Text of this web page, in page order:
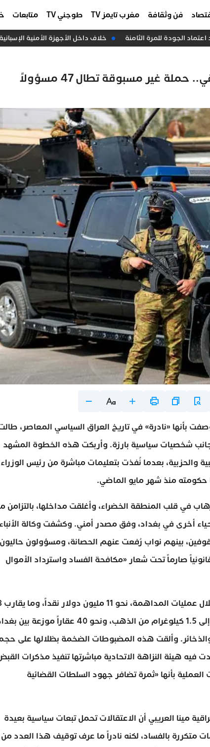
فن وثقافة مغرب تايمز TV طوجني TV متابعات
الجودة للمرة الثامنة خلاف داخل الأجهزة الأمنية
غير مسبوقة تطال 47 مسؤولاً
بأنها «نادرة» في تاريخ العراق السياسي المعاصر،
نائباً في البرلمان، إلى جانب شخصيات سياسية بارزة. وأربكت هذه الخطوة المشهد
والحزبية، بعدما نُفذت بتعليمات مباشرة من رئيس الوزراء
حكومته منذ شهر مايو الماضي.
في قلب المنطقة الخضراء، وأغلقت مداخلها، بالتزامن
أخرى في بغداد، وفق مصدر أمني. وكشفت وكالة الأنباء
أولية ضمت 15 اسماً من الموقوفين، بينهم نواب رُفعت عنهم الحصانة، ومسؤولون حاليون
صارماً تحت شعار «مكافحة الفساد واسترداد الأموال
وأفادت تقارير
مليار دينار عراقي، بما يعادل نحو 63 مليون دولار، إضافة إلى 1.5 كيلوغرام من الذهب، ونحو 40 عقاراً موزعة
وألقت هذه المضبوطات الضخمة بظلالها على
هيئة النزاهة الاتحادية مباشرتها تنفيذ مذكرات
بأنها «ثمرة تضافر جهود السلطات القضائية
مينا العريبي أن الاعتقالات تحمل تبعات سياسية بعيدة
متكررة بالفساد، لكنه نادراً ما عرف توقيف هذا العدد من